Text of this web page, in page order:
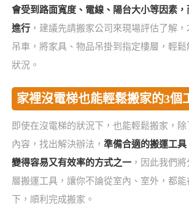
會受到路面寬度、電線、陽台大小等因素
進行，建議先請搬家公司來現場評估了解，
吊車，將家具、物品吊掛到指定樓層，輕
狀況。
家裡沒電梯也能輕鬆搬家的3個
即使在沒電梯的狀況下，也能輕鬆搬家，
內容，找出解決辦法， 準備合適的搬運工
變得容易又有效率的方式之一，因此我們
層搬運工具，讓你不論從室內、室外，都
下，順利完成搬家。